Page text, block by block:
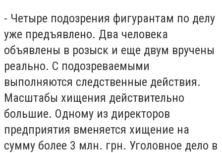
- Четыре подозрения фигурантам по делу
уже предъявлено. Два человека
объявлены в розыск и еще двум вручены
реально. С подозреваемыми
выполняются следственные действия.
Масштабы хищения действительно
большие. Одному из директоров
предприятия вменяется хищение на
сумму более 3 млн. грн. Уголовное дело в